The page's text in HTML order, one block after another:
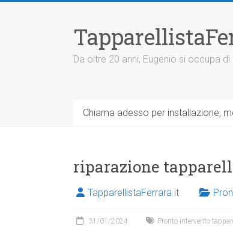
Da oltre 20 anni, Eugenio si occupa
Chiama adesso per installazione,
riparazione
TapparellistaFerrara.it
31/01/2024 Pronto intervento